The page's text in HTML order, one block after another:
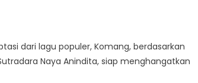
dari lagu populer, Komang, berdasarkan
Naya Anindita, siap menghangatkan